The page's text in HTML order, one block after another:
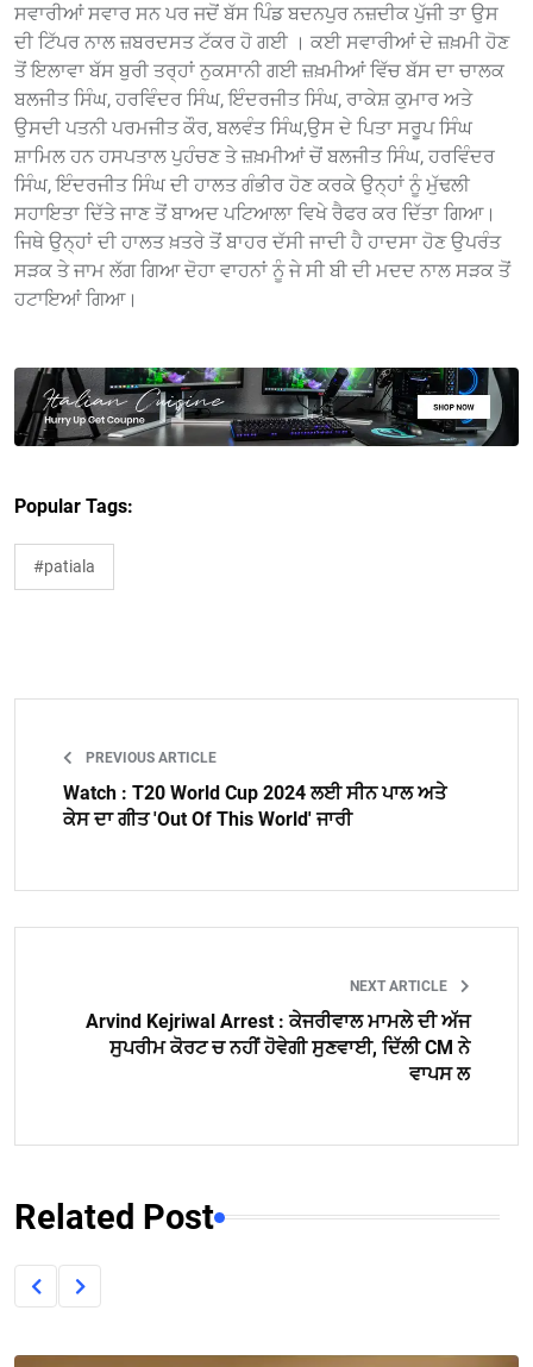
ਸਵਾਰੀਆਂ ਸਵਾਰ ਸਨ ਪਰ ਜਦੋਂ ਬੱਸ ਪਿੰਡ ਬਦਨਪੁਰ ਨਜ਼ਦੀਕ ਪੁੱਜੀ ਤਾ ਉਸ
ਦੀ ਟਿੱਪਰ ਨਾਲ ਜ਼ਬਰਦਸਤ ਟੱਕਰ ਹੋ ਗਈ । ਕਈ ਸਵਾਰੀਆਂ ਦੇ ਜ਼ਖ਼ਮੀ ਹੋਣ
ਤੋਂ ਇਲਾਵਾ ਬੱਸ ਬੁਰੀ ਤਰ੍ਹਾਂ ਨੁਕਸਾਨੀ ਗਈ ਜ਼ਖ਼ਮੀਆਂ ਵਿੱਚ ਬੱਸ ਦਾ ਚਾਲਕ
ਬਲਜੀਤ ਸਿੰਘ, ਹਰਵਿੰਦਰ ਸਿੰਘ, ਇੰਦਰਜੀਤ ਸਿੰਘ, ਰਾਕੇਸ਼ ਕੁਮਾਰ ਅਤੇ
ਉਸਦੀ ਪਤਨੀ ਪਰਮਜੀਤ ਕੌਰ, ਬਲਵੰਤ ਸਿੰਘ,ਉਸ ਦੇ ਪਿਤਾ ਸਰੂਪ ਸਿੰਘ
ਸ਼ਾਮਿਲ ਹਨ ਹਸਪਤਾਲ ਪੁਹੰਚਣ ਤੇ ਜ਼ਖ਼ਮੀਆਂ ਚੋਂ ਬਲਜੀਤ ਸਿੰਘ, ਹਰਵਿੰਦਰ
ਸਿੰਘ, ਇੰਦਰਜੀਤ ਸਿੰਘ ਦੀ ਹਾਲਤ ਗੰਭੀਰ ਹੋਣ ਕਰਕੇ ਉਨ੍ਹਾਂ ਨੂੰ ਮੁੱਢਲੀ
ਸਹਾਇਤਾ ਦਿੱਤੇ ਜਾਣ ਤੋਂ ਬਾਅਦ ਪਟਿਆਲਾ ਵਿਖੇ ਰੈਫਰ ਕਰ ਦਿੱਤਾ ਗਿਆ।
ਜਿਥੇ ਉਨ੍ਹਾਂ ਦੀ ਹਾਲਤ ਖ਼ਤਰੇ ਤੋਂ ਬਾਹਰ ਦੱਸੀ ਜਾਦੀ ਹੈ ਹਾਦਸਾ ਹੋਣ ਉਪਰੰਤ
ਸੜਕ ਤੇ ਜਾਮ ਲੱਗ ਗਿਆ ਦੋਹਾ ਵਾਹਨਾਂ ਨੂੰ ਜੇ ਸੀ ਬੀ ਦੀ ਮਦਦ ਨਾਲ ਸੜਕ ਤੋਂ
ਹਟਾਇਆਂ ਗਿਆ।
Popular Tags:
#patiala
PREVIOUS ARTICLE
Watch : T20 World Cup 2024 ਲਈ ਸੀਨ ਪਾਲ ਅਤੇ
ਕੇਸ ਦਾ ਗੀਤ 'Out Of This World' ਜਾਰੀ
NEXT ARTICLE
Arvind Kejriwal Arrest : ਕੇਜਰੀਵਾਲ ਮਾਮਲੇ ਦੀ ਅੱਜ
ਸੁਪਰੀਮ ਕੋਰਟ ਚ ਨਹੀਂ ਹੋਵੇਗੀ ਸੁਣਵਾਈ, ਦਿੱਲੀ CM ਨੇ
ਵਾਪਸ ਲ
Related Post